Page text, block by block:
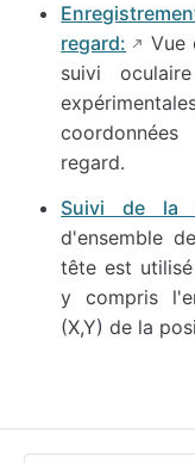
regard:
Vue
suivi
regard.
Suivi de la
d'ensemble
tête est
y compris
(X,Y) de la